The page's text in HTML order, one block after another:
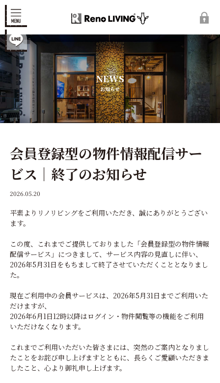
NEWS
お知らせ
会員登録型の物件情報配信サー
ビス｜終了のお知らせ
2026.05.20
平素よりリノリビングをご利用いただき、 誠にありがとうござい
ます。
この度、これまでご提供しておりました「会員登録型の物件情報
配信サービス」につきまして、 サービス内容の見直しに伴い、
2026年5月31日をもちまして終了させていただくこととなり まし
た。
現在ご利用中の会員サービスは、 2026年5月31日までご利用いた
だけますが、
2026年6月1日12時以降はログイン・ 物件閲覧等の機能をご利用
いただけなくなります。
これまでご利用いただいた皆さまには、 突然のご案内となりまし
たことをお詫び申し上げますとともに、 長らくご愛顧いただきま
したこと、心より御礼申し上げます。